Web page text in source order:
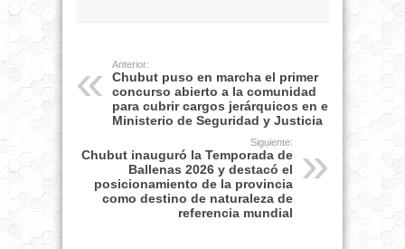
Anterior:
Chubut puso en marcha el primer
concurso abierto a la comunidad
para cubrir cargos jerárquicos en el
Ministerio de Seguridad y Justicia
Siguiente:
Chubut inauguró la Temporada de
Ballenas 2026 y destacó el
posicionamiento de la provincia
como destino de naturaleza de
referencia mundial